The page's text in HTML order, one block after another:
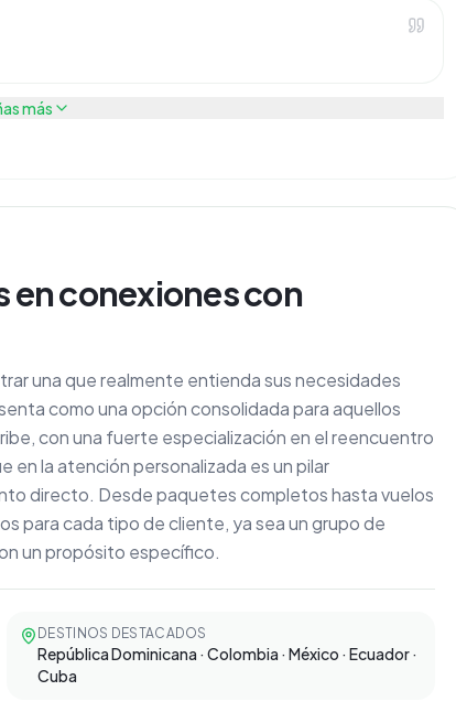
más
en conexiones con
una que realmente entienda sus necesidades
como una opción consolidada para aquellos
con una fuerte especialización en el reencuentro
en la atención personalizada es un pilar
directo. Desde paquetes completos hasta vuelos
para cada tipo de cliente, ya sea un grupo de
un propósito específico.
DESTINOS DESTACADOS
República Dominicana · Colombia · México · Ecuador ·
Cuba